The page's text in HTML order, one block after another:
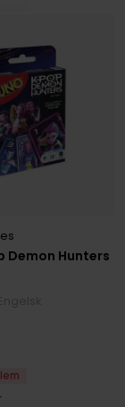
Demon Hunters